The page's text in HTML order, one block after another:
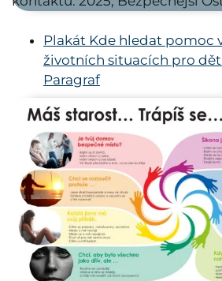
Plakát Kde hledat pomoc
životních situacích pro
Paragraf